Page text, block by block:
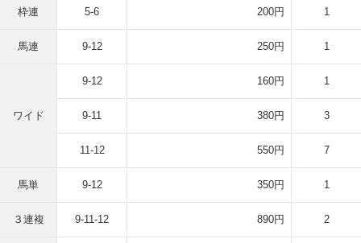
枠連 5-6 200円 1
馬連 9-12 250円 1
ワイド
9-12 160円 1
9-11 380円 3
11-12 550円 7
馬単 9-12 350円 1
３連複 9-11-12 890円 2